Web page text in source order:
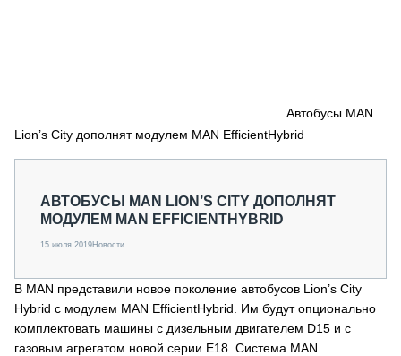
СПЕЦПРОЕКТЫ
О ПРОЕКТЕ
Автобусы MAN
Lion’s City дополнят модулем MAN EfficientHybrid
АВТОБУСЫ MAN LION’S CITY ДОПОЛНЯТ
МОДУЛЕМ MAN EFFICIENTHYBRID
15 июля 2019Новости
В MAN представили новое поколение автобусов Lion’s City
Hybrid с модулем MAN EfficientHybrid. Им будут опционально
комплектовать машины с дизельным двигателем D15 и с
газовым агрегатом новой серии E18. Система MAN